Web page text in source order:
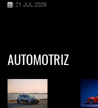
21 JUL 2026
AUTOMOTRIZ